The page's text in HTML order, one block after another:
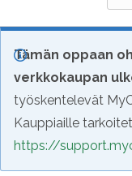
Tämän oppaan
verkkokaupan
työskentelevät
Kauppiaille
https://